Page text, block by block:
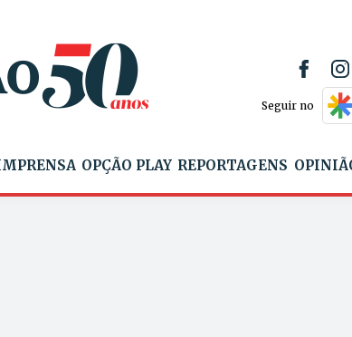
Seguir no
OPÇÃO PLAY REPORTAGENS